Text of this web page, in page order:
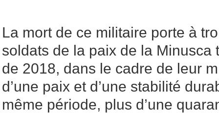
La mort de ce militaire porte à
soldats de la paix de la Minusca
de 2018, dans le cadre de leur
d’une paix et d’une stabilité
même période, plus d’une